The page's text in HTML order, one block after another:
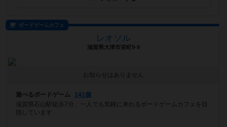
ボードゲームカフェ
レオソル
滋賀県大津市栄町9-9
お知らせはありません
遊べるボードゲーム
141個
滋賀県石山駅徒歩7分、一人でも気軽に来れるボードゲームカフェを目
指しています